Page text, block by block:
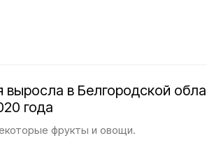
выросла в Белгородской
года
фрукты и овощи.